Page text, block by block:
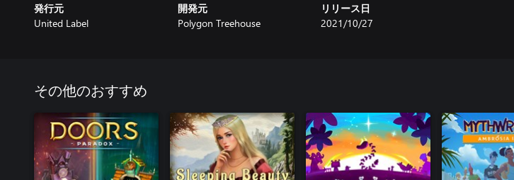
「忘れ去られたアイテムを探し出そう」
古代の荒れ地は謎だらけだ。忘れ去られたアイテムを見つけ出し冒険に役立てよう。
明かすことができるだろうか。
「冒険の記録を残そう」
トーブは冒険の記録を自慢の日記に書き記していく。未知の場所を記録し、豊かなスカンジナビ
アの民族伝承を徹底的に調査、お宝や珍しい「荒れ地探検家」のバッジを手に入れよう。
「誰もが楽しめるアドベンチャー」
発行元
United Label
開発元
Polygon Treehouse
リリース日
2021/10/27
その他のおすすめ